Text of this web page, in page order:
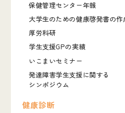
保健管理センター年報
大学生のための健康啓発書の作
厚労科研
学生支援GPの実績
いこまいセミナー
発達障害学生支援に関する
シンポジウム
健康診断